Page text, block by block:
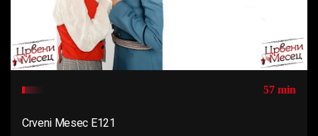
57 min
Crveni Mesec E121